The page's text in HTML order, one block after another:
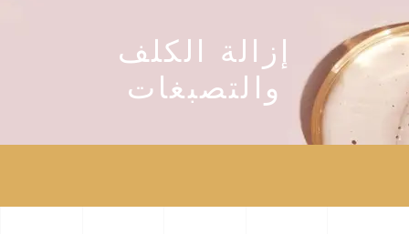
إزالة الكلف
والتصبغات